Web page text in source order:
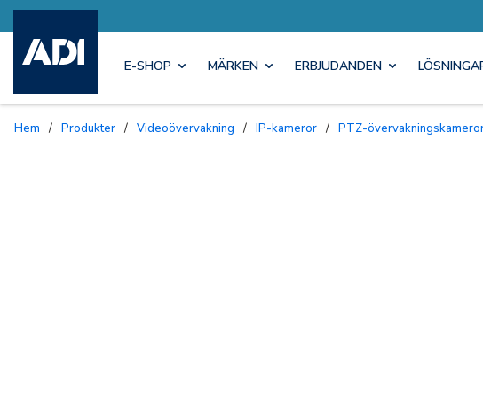
E-SHOP MÄRKEN ERBJUDANDEN
Hem / Produkter / Videoövervakning / IP-kameror / PTZ-